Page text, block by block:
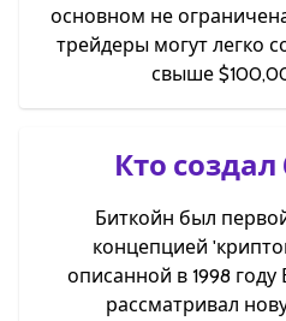
основном не
трейдеры могут легко
свыше
Кто
Биткойн был
концепцией
описанной в 1998
рассматривал